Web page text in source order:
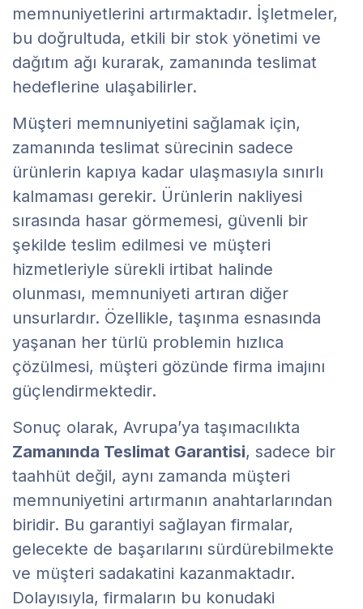
memnuniyetlerini artırmaktadır. İşletmeler,
bu doğrultuda, etkili bir stok yönetimi ve
dağıtım ağı kurarak, zamanında teslimat
hedeflerine ulaşabilirler.
Müşteri memnuniyetini sağlamak için,
zamanında teslimat sürecinin sadece
ürünlerin kapıya kadar ulaşmasıyla sınırlı
kalmaması gerekir. Ürünlerin nakliyesi
sırasında hasar görmemesi, güvenli bir
şekilde teslim edilmesi ve müşteri
hizmetleriyle sürekli irtibat halinde
olunması, memnuniyeti artıran diğer
unsurlardır. Özellikle, taşınma esnasında
yaşanan her türlü problemin hızlıca
çözülmesi, müşteri gözünde firma imajını
güçlendirmektedir.
Sonuç olarak, Avrupa’ya taşımacılıkta
Zamanında Teslimat Garantisi, sadece bir
taahhüt değil, aynı zamanda müşteri
memnuniyetini artırmanın anahtarlarından
biridir. Bu garantiyi sağlayan firmalar,
gelecekte de başarılarını sürdürebilmekte
ve müşteri sadakatini kazanmaktadır.
Dolayısıyla, firmaların bu konudaki